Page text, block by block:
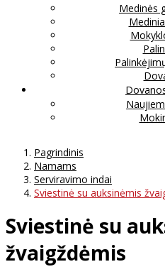
Medinės
Pagrindinis
Namams
Serviravimo indai
Sviestinė su auksinėmis
Sviestinė su
žvaigždėmis